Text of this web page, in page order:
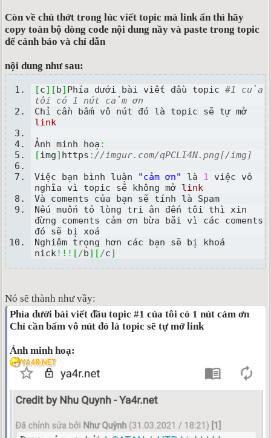
Còn về chủ thớt trong lúc viết topic mà link ẩn thì hãy
copy toàn bộ dòng code nội dung nầy và paste trong topic
để cảnh báo và chỉ dẫn
nội dung như sau:
[c] [b] Phía dưới bài viết đầu topic #1 của
tôi có 1 nút cảm ơn
link
Ảnh minh hoạ :
[img] https : //imgur.com/qPCLI4N.png[/img]
Việc bạn bình luận
"cảm ơn" là 1 việc vô
nghĩa vì topic sẽ không mở link
Và coments của bạn sẽ tính là Spam
Nếu muốn tỏ lòng tri ân đến tôi thì xin
đừng coments cảm ơn bừa bãi vì các coments
đó sẽ bị xoá
Nghiêm trọng hơn các bạn sẽ bị khoá
nick!!! [/b] [/c]
Nó sẽ thành như vầy:
Phía dưới bài viết đầu topic #1 của tôi có 1 nút cảm ơn
Chỉ cần bấm vô nút đó là topic sẽ tự mở link
Ảnh minh hoạ: